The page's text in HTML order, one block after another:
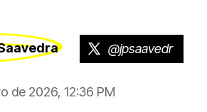
@jpsaavedr
de 2026, 12:36 PM